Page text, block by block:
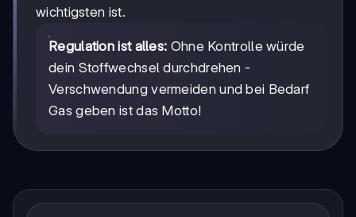
wichtigsten ist.
Regulation ist alles: Ohne Kontrolle würde
dein Stoffwechsel durchdrehen -
Verschwendung vermeiden und bei Bedarf
Gas geben ist das Motto!